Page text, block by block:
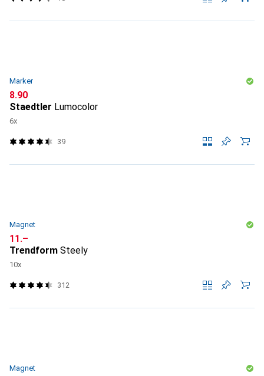
Marker
CHF
8.90
Staedtler Lumocolor
6x
39
Magnet
CHF
11.–
Trendform Steely
10x
312
Magnet